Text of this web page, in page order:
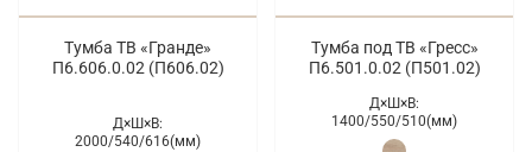
Тумба ТВ «Гранде»
П6.606.0.02 (П606.02)
Д×Ш×В:
2000/540/616(мм)
Тумба под ТВ «Гресс»
П6.501.0.02 (П501.02)
Д×Ш×В:
1400/550/510(мм)